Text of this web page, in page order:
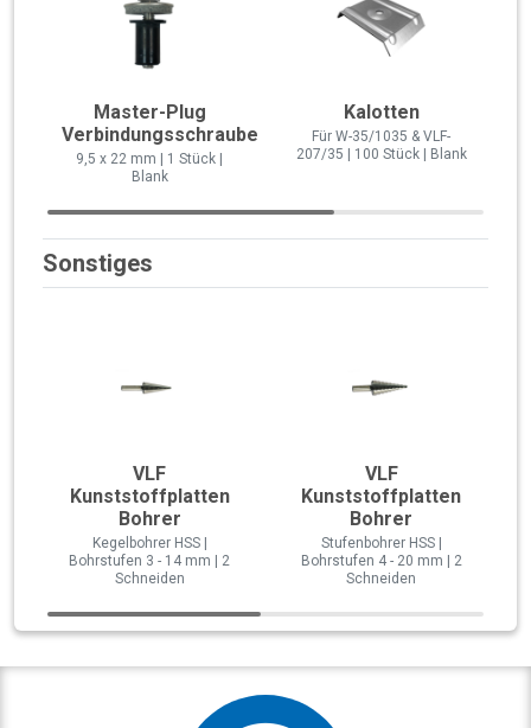
Master-Plug
Verbindungsschraube
9,5 x 22 mm | 1 Stück |
Blank
Kalotten
Für W-35/1035 & VLF-
207/35 | 100 Stück | Blank
Sonstiges
VLF
Kunststoffplatten
Bohrer
Kegelbohrer HSS |
Bohrstufen 3 - 14 mm | 2
Schneiden
VLF
Kunststoffplatten
Bohrer
Stufenbohrer HSS |
Bohrstufen 4 - 20 mm | 2
Schneiden